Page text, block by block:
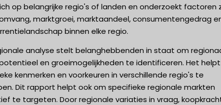
op belangrijke regio's of landen en onderzoekt factoren
marktgroei, marktaandeel, consumentengedrag
binnen elke regio.
analyse stelt belanghebbenden in staat om
en groeimogelijkheden te identificeren. Het
kenmerken en voorkeuren in verschillende regio's te
Dit rapport helpt ook om specifieke regionale markten
te targeten. Door regionale variaties in vraag,